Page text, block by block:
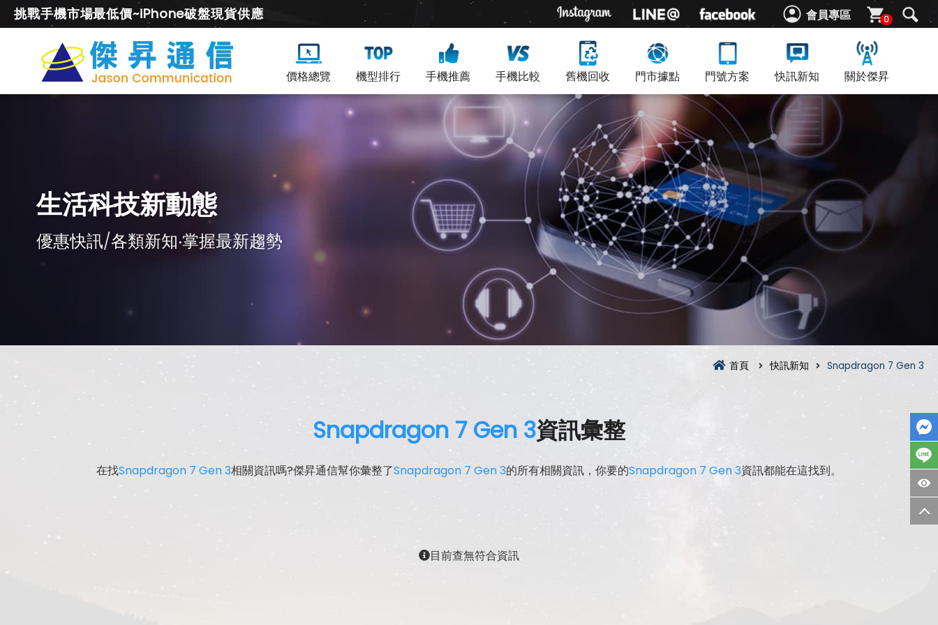
會員專區 0
挑戰手機市場最低價~iPhone破盤現貨供應
價格總覽 機型排行 手機推薦 手機比較 舊機回收 門市據點 門號方案 快訊新知 關於傑昇
生活科技新動態
優惠快訊/各類新知‧掌握最新趨勢
首頁 快訊新知 Snapdragon 7 Gen 3
Snapdragon 7 Gen 3資訊彙整
在找Snapdragon 7 Gen 3相關資訊嗎?傑昇通信幫你彙整了Snapdragon 7 Gen 3的所有相關資訊，你要的Snapdragon 7 Gen 3資訊都能在這找到。
目前查無符合資訊